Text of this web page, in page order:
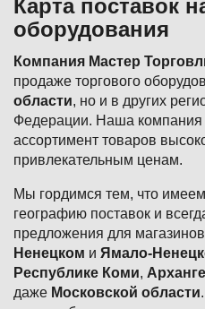
Карта поставок
оборудования
Компания Мастер
продаже торгового
области, но и в других
Федерации. Наша компания
ассортимент товаров
привлекательным ценам.
Мы гордимся тем, что
географию поставок и
предложения для
Ненецком и Ямало-
Республике Коми,
даже Московской области